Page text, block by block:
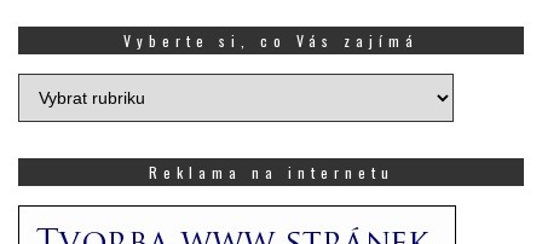
Vyberte si, co Vás zajímá
Vyberte
si,
zajímá
Reklama na internetu